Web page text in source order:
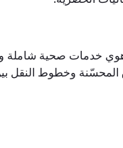
وخطوط النقل